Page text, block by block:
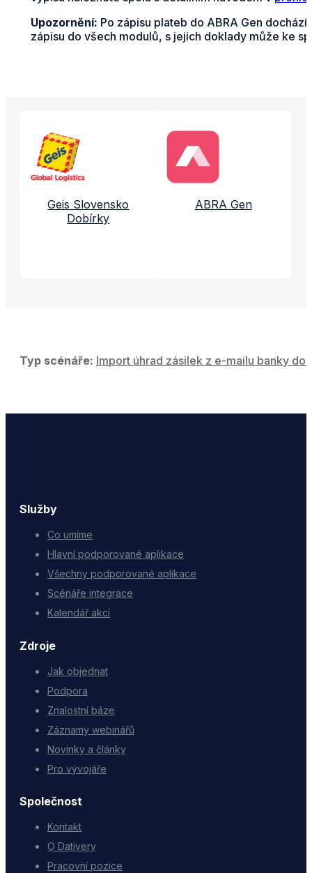
Upozornění: Po zápisu plateb do ABRA Gen
zápisu do všech modulů, s jejich doklady může ke
Propojené aplikace a služby
Geis Slovensko
Dobírky
ABRA Gen
Typ scénáře: Import úhrad zásilek z e-mailu banky do
Služby
Co umíme
Hlavní podporované aplikace
Všechny podporované aplikace
Scénáře integrace
Kalendář akcí
Zdroje
Jak objednat
Podpora
Znalostní báze
Záznamy webinářů
Novinky a články
Pro vývojáře
Společnost
Kontakt
O Dativery
Pracovní pozice